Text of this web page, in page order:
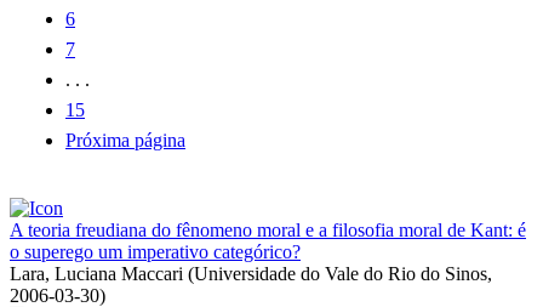
6
7
. . .
15
Próxima página
A teoria freudiana do fênomeno moral e a filosofia moral de Kant: é
o superego um imperativo categórico?
Lara, Luciana Maccari (Universidade do Vale do Rio do Sinos,
2006-03-30)